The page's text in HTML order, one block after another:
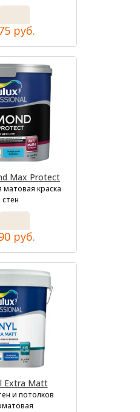
руб.
Max Protect
краска
руб.
Extra Matt
и потолков